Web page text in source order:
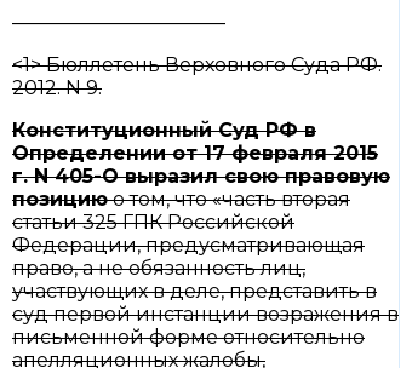
———————————
<1> Бюллетень Верховного Суда РФ.
2012. N 9.
Конституционный Суд РФ в
Определенииот 17 февраля 2015
г. N 405-О выразил свою правовую
позициюо том, что «часть вторая
статьи 325 ГПК Российской
Федерации, предусматривающая
право, а не обязанность лиц,
участвующих в деле, представить в
суд первой инстанции возражения в
письменной форме относительно
апелляционных жалобы,